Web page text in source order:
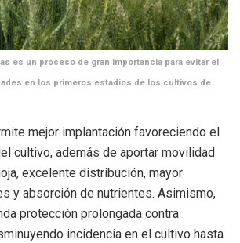
es un proceso de gran importancia para evitar el
en los primeros estadios de los cultivos de
mejor implantación favoreciendo el
cultivo, además de aportar movilidad
excelente distribución, mayor
y absorción de nutrientes. Asimismo,
protección prolongada contra
incidencia en el cultivo hasta